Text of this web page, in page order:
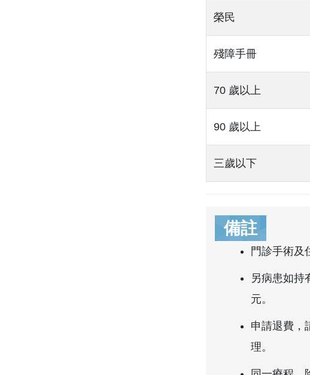
榮民
殘障手冊
70 歲以上
90 歲以上
三歲以下
備註
門診手術及
另病患如持
元。
申請退費，
理。